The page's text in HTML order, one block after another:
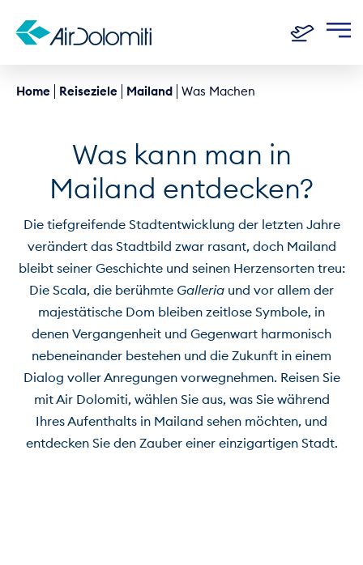
Home Reiseziele Mailand Was Machen
Was kann man in
Mailand entdecken?
Die tiefgreifende Stadtentwicklung der letzten Jahre
verändert das Stadtbild zwar rasant, doch Mailand
bleibt seiner Geschichte und seinen Herzensorten treu:
Die Scala, die berühmte Galleria und vor allem der
majestätische Dom bleiben zeitlose Symbole, in
denen Vergangenheit und Gegenwart harmonisch
nebeneinander bestehen und die Zukunft in einem
Dialog voller Anregungen vorwegnehmen. Reisen Sie
mit Air Dolomiti, wählen Sie aus, was Sie während
Ihres Aufenthalts in Mailand sehen möchten, und
entdecken Sie den Zauber einer einzigartigen Stadt.